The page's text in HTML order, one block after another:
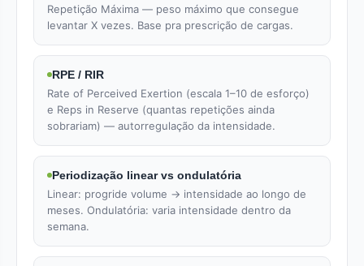
Repetição Máxima — peso máximo que consegue
levantar X vezes. Base pra prescrição de cargas.
RPE / RIR
Rate of Perceived Exertion (escala 1–10 de esforço)
e Reps in Reserve (quantas repetições ainda
sobrariam) — autorregulação da intensidade.
Periodização linear vs ondulatória
Linear: progride volume → intensidade ao longo de
meses. Ondulatória: varia intensidade dentro da
semana.